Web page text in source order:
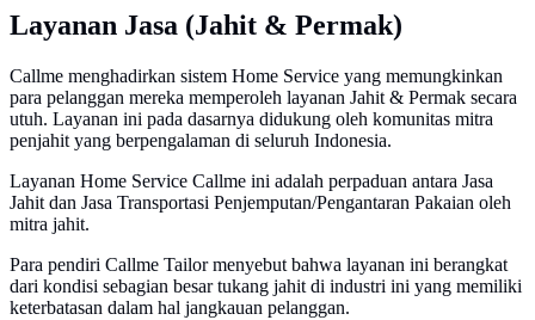
Layanan Jasa (Jahit & Permak)
Callme menghadirkan sistem Home Service yang memungkinkan
para pelanggan mereka memperoleh layanan Jahit & Permak secara
utuh. Layanan ini pada dasarnya didukung oleh komunitas mitra
penjahit yang berpengalaman di seluruh Indonesia.
Layanan Home Service Callme ini adalah perpaduan antara Jasa
Jahit dan Jasa Transportasi Penjemputan/Pengantaran Pakaian oleh
mitra jahit.
Para pendiri Callme Tailor menyebut bahwa layanan ini berangkat
dari kondisi sebagian besar tukang jahit di industri ini yang memiliki
keterbatasan dalam hal jangkauan pelanggan.